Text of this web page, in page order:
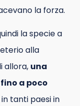
la forza.
la specie a
alla
allora, una
a poco
tanti paesi in